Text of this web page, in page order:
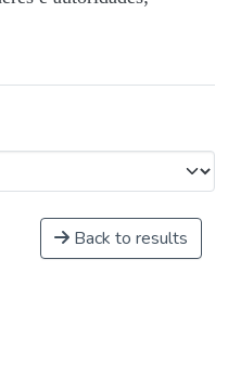
Back to results